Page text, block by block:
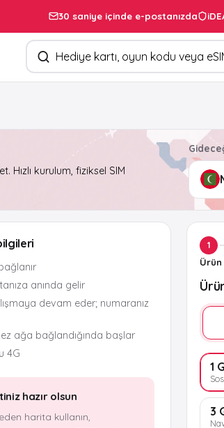
30 saniye içinde e-postanızda
Ürün arayın
Hızlı kurulum, fiziksel SIM
anında gelir
devam eder; numaranız
ağa bağlandığında başlar
4G
hazır olsun
harita kullanın,
1
Ürün
1
3